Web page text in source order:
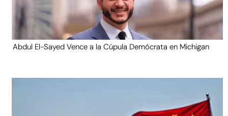
Abdul El-Sayed Vence a la Cúpula Demócrata en Michigan